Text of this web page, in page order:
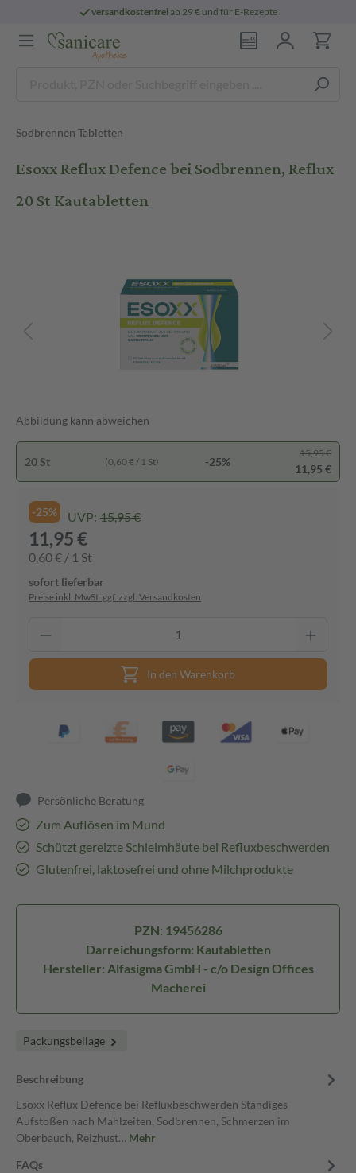
versandkostenfreiab 29 € und für E-Rezepte
Sodbrennen Tabletten
Esoxx Reflux Defence bei Sodbrennen, Reflux
20 St Kautabletten
Abbildung kann abweichen
20 St (0,60 € / 1 St) -25%
15,95 €
11,95 €
-25% UVP: 15,95 €
11,95 €
0,60 € / 1 St
sofort lieferbar
Preise inkl. MwSt. ggf. zzgl. Versandkosten
In den Warenkorb
Persönliche Beratung
Zum Auflösen im Mund
Schützt gereizte Schleimhäute bei Refluxbeschwerden
Glutenfrei, laktosefrei und ohne Milchprodukte
PZN: 19456286
Darreichungsform: Kautabletten
Hersteller: Alfasigma GmbH - c/o Design Offices
Macherei
Packungsbeilage
Beschreibung
Esoxx Reflux Defence bei Refluxbeschwerden Ständiges
Aufstoßen nach Mahlzeiten, Sodbrennen, Schmerzen im
Oberbauch, Reizhust… Mehr
FAQs